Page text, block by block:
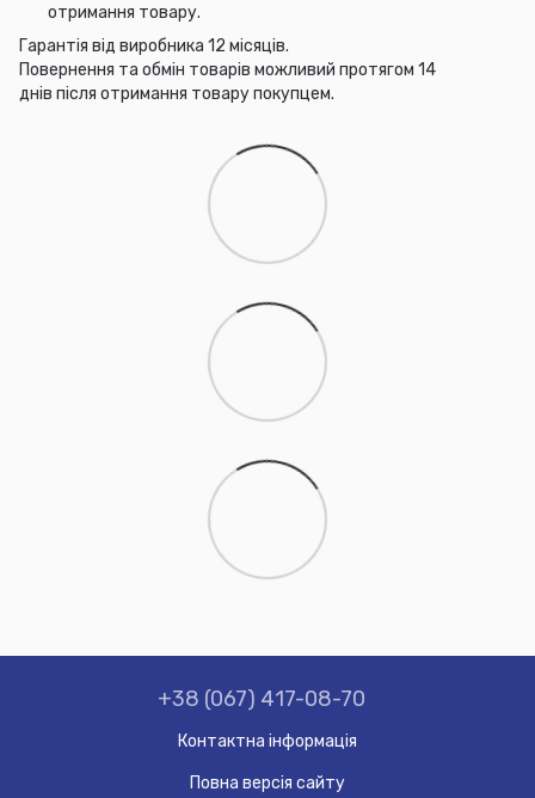
отримання товару.
Гарантія від виробника 12 місяців.
Повернення та обмін товарів можливий протягом 14
днів після отримання товару покупцем.
+38 (067) 417-08-70
Контактна інформація
Повна версія сайту